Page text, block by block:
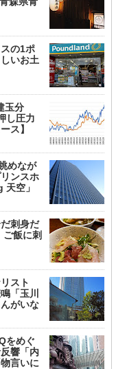
の1ポ
いお土
玉分
し圧力
ス】
めなが
ンスホ
空」
刺身だ
飯に刺
スト
「玉川
がいな
をめぐ
響「内
言いに